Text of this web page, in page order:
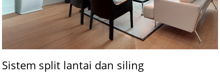
Sistem split lantai dan siling